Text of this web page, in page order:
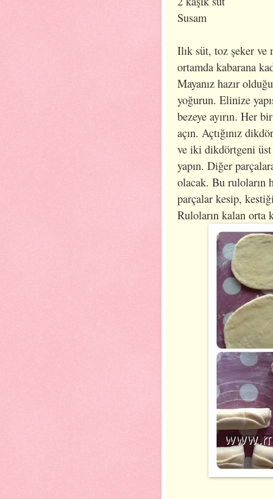
Susam
Ilık süt, toz şeker ve
ortamda kabarana
Mayanız hazır
yoğurun. Elinize
bezeye ayırın. Her
açın. Açtığınız
ve iki dikdörtgeni üst
yapın. Diğer
olacak. Bu ruloların
parçalar kesip,
Ruloların kalan orta